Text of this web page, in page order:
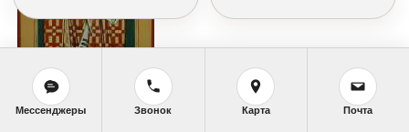
Мессенджеры Звонок Карта Почта